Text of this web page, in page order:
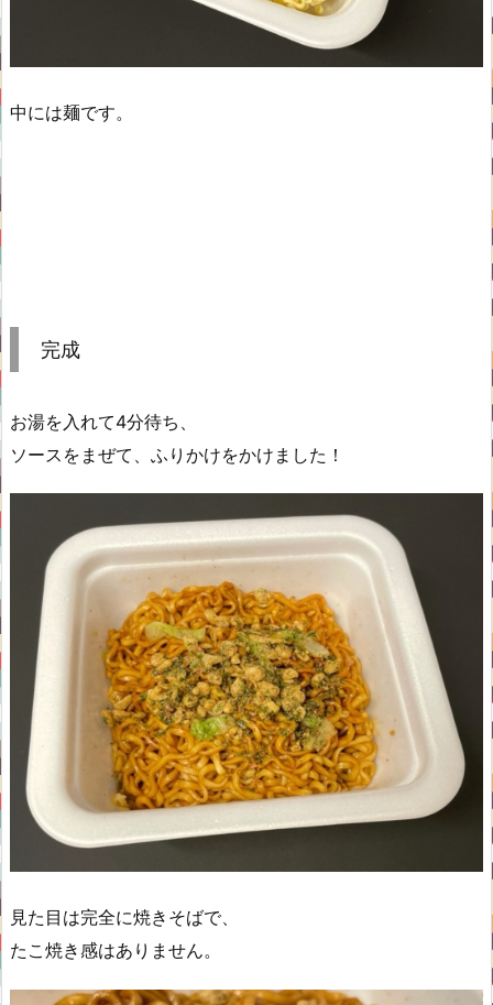
中には麺です。
完成
お湯を入れて4分待ち、
ソースをまぜて、ふりかけをかけました！
見た目は完全に焼きそばで、
たこ焼き感はありません。